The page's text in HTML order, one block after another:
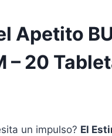
Apetito
– 20
un impulso? El